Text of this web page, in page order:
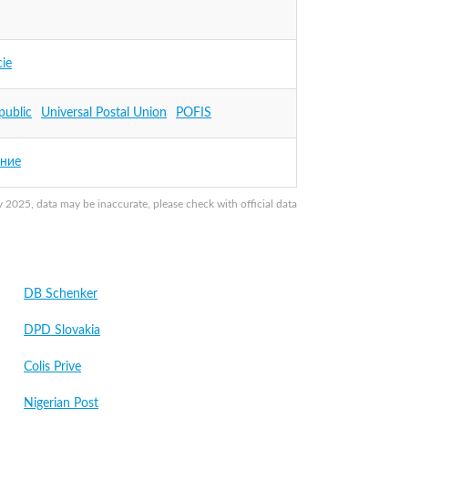
data may be inaccurate, please check with official data
Universal Postal Union POFIS
DB Schenker
DPD Slovakia
Colis Prive
Nigerian Post